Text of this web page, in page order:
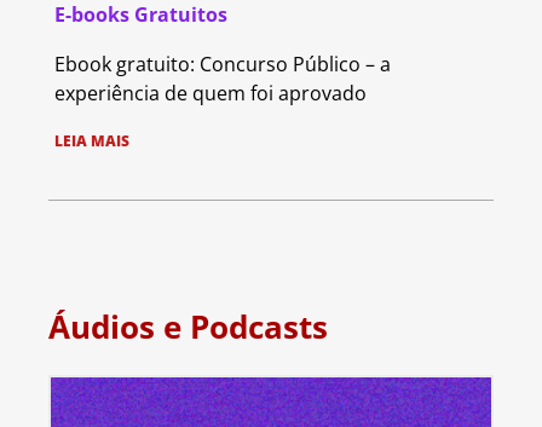
E-books Gratuitos
Ebook gratuito: Concurso Público – a
experiência de quem foi aprovado
LEIA MAIS
Áudios e Podcasts